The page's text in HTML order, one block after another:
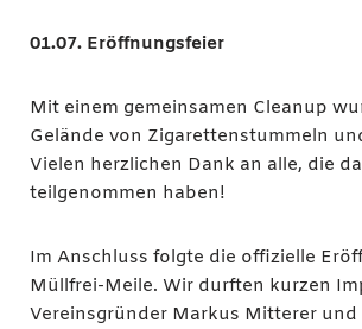
01.07. Eröffnungsfeier
Mit einem gemeinsamen Cleanup
Gelände von Zigarettenstummeln
Vielen herzlichen Dank an alle, die
teilgenommen haben!
Im Anschluss folgte die offizielle
Müllfrei-Meile. Wir durften kurzen
Vereinsgründer Markus Mitterer